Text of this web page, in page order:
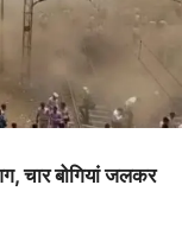
चार बोगियां जलकर